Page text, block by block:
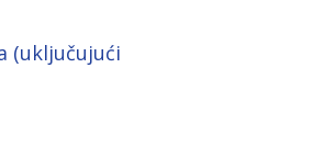
(uključujući